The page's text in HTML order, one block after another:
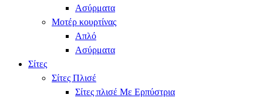
Ασύρματα
Μοτέρ κουρτίνας
Απλό
Ασύρματα
Σίτες
Σίτες Πλισέ
Σίτες πλισέ Με Ερπύστρια